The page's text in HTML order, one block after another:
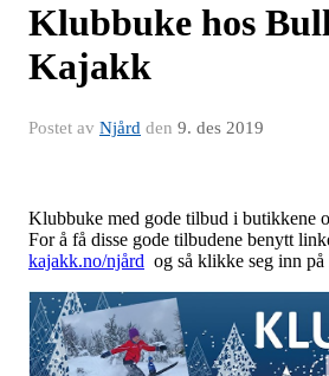
Klubbuke hos
Kajakk
Postet av Njård den 9. des 2019
Klubbuke med gode tilbud i butikkene
For å få disse gode tilbudene benytt
kajakk.no/njård og så klikke seg inn